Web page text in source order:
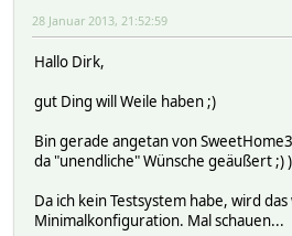
28 Januar 2013, 21:52:59
Hallo Dirk,
gut Ding will Weile haben ;)
Bin gerade angetan von
da "unendliche" Wünsche geäußert ;)
Da ich kein Testsystem habe, wird
Minimalkonfiguration. Mal schauen...